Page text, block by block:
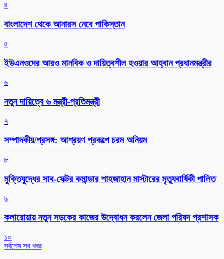
৪
বাংলাদেশ থেকে আনারস নেবে পাকিস্তান
৫
ইউএনওদের আরও মানবিক ও দায়িত্বশীল হওয়ার আহ্বান প্রধানমন্ত্রীর
৬
নতুন দায়িত্বে ৬ মন্ত্রী-প্রতিমন্ত্রী
৭
সম্পাদকীয়/প্রসঙ্গ: আশ্রয়ণ প্রকল্পে চরম অনিয়ম
৮
মুক্তিযুদ্ধের সাব-সেক্টর কমান্ডার শাহজাহান মাস্টারের মৃত্যুবার্ষিকী পালিত
৯
কলারোয়ায় নতুন সড়কের কাজের উদ্বোধন করলেন জেলা পরিষদ প্রশাসক
১০
সর্বশেষ সব খবর